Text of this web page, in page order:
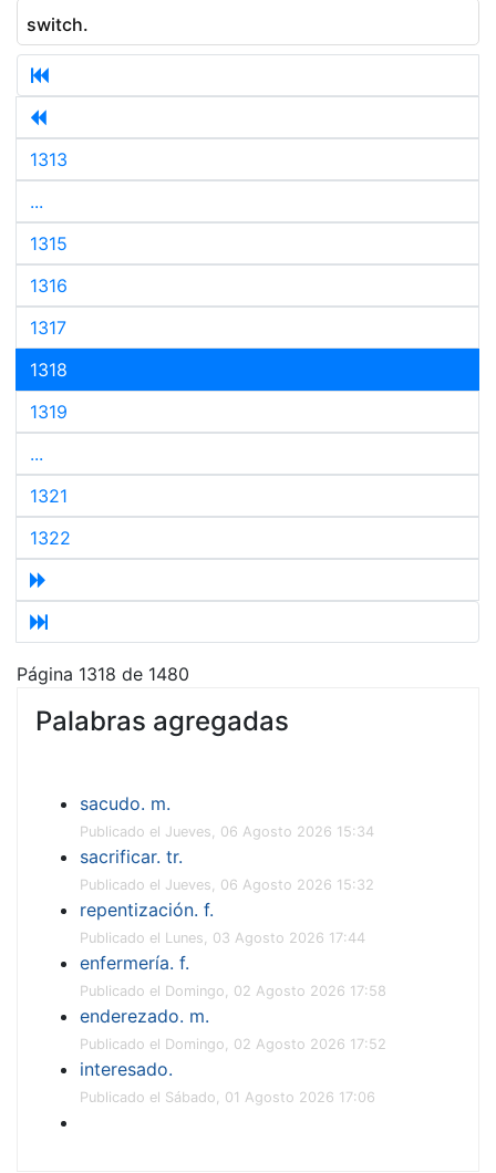
switch.
1313
...
1315
1316
1317
1318
1319
...
1321
1322
Página 1318 de 1480
Palabras agregadas
sacudo. m.
Publicado el Jueves, 06 Agosto 2026 15:34
sacrificar. tr.
Publicado el Jueves, 06 Agosto 2026 15:32
repentización. f.
Publicado el Lunes, 03 Agosto 2026 17:44
enfermería. f.
Publicado el Domingo, 02 Agosto 2026 17:58
enderezado. m.
Publicado el Domingo, 02 Agosto 2026 17:52
interesado.
Publicado el Sábado, 01 Agosto 2026 17:06